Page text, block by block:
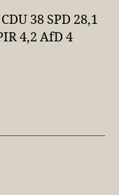
Prognose
#bcs6
CD…
CDU 38 SPD 28,1
4,2 AfD 4